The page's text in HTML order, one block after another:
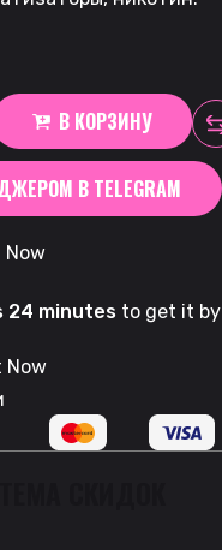
В КОРЗИНУ
В TELEGRAM
Now
24 minutes to get it by
Now